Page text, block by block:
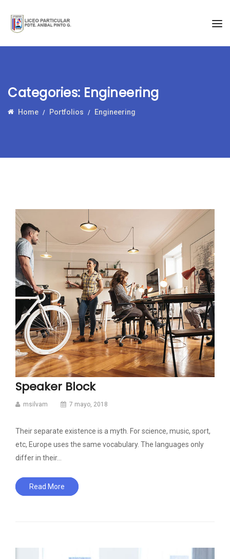
Categories: Engineering
Home Portfolios Engineering
Speaker Block
msilvam 7 mayo, 2018
Their separate existence is a myth. For science, music, sport,
etc, Europe uses the same vocabulary. The languages only
differ in their…
Read More